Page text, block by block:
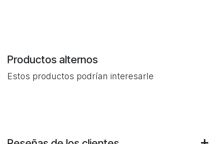
Productos alternos
Estos productos podrían interesarle